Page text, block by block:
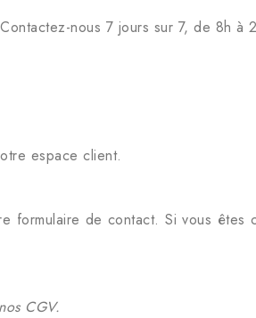
nous 7 jours sur 7, de 8h à
espace client.
formulaire de contact. Si vous
CGV.